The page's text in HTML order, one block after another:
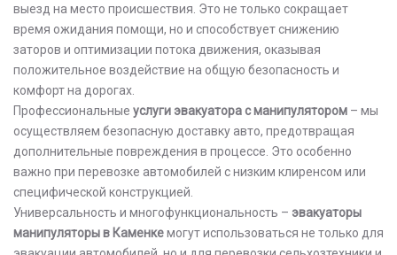
выезд на место происшествия. Это не только сокращает
время ожидания помощи, но и способствует снижению
заторов и оптимизации потока движения, оказывая
положительное воздействие на общую безопасность и
комфорт на дорогах.
Профессиональные услуги эвакуатора с манипулятором – мы
осуществляем безопасную доставку авто, предотвращая
дополнительные повреждения в процессе. Это особенно
важно при перевозке автомобилей с низким клиренсом или
специфической конструкцией.
Универсальность и многофункциональность – эвакуаторы
манипуляторы в Каменкемогут использоваться не только для